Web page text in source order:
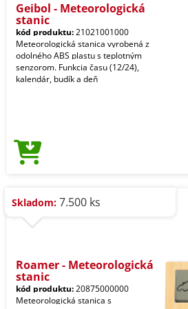
Geibol - Meteorologická
stanic
kód produktu:21021001000
Meteorologická stanica vyrobená z
odolného ABS plastu s teplotným
senzorom. Funkcia času (12/24),
kalendár, budík a deň
Skladom: 7.500 ks
Roamer - Meteorologická
stanic
kód produktu:20875000000
Meteorologická stanica s